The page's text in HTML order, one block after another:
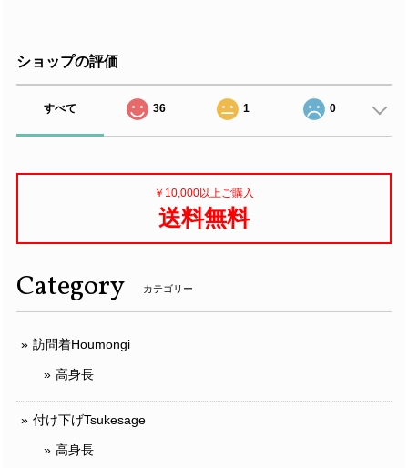
ショップの評価
すべて 36 1 0
￥10,000以上ご購入
送料無料
Category カテゴリー
訪問着Houmongi
高身長
付け下げTsukesage
高身長